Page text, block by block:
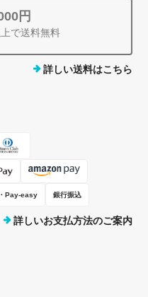
円
で送料無料
詳しい送料はこちら
Pay-easy 銀行振込
詳しいお支払方法のご案内